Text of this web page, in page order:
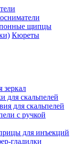
щипцы
Кюреты
зеркал
для скальпелей
для скальпелей
с ручкой
для инъекций
гладилки